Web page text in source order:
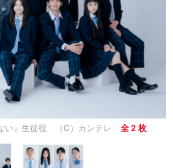
い』生徒役 （C）カンテレ 全 2 枚